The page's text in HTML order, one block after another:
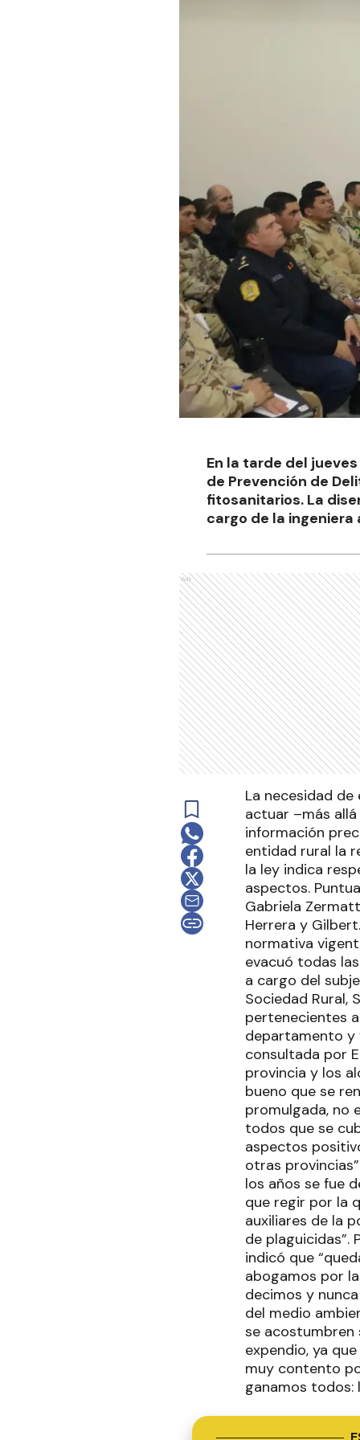
En la tarde del
de Prevención de
fitosanitarios. La
cargo de la
Ads
La necesidad
actuar –más
información
entidad rural la
la ley indica
aspectos.
Gabriela
Herrera y
normativa
evacuó todas
a cargo del
Sociedad Rural,
pertenecientes
departamento y
consultada por
provincia y los
bueno que se
promulgada, no
todos que se
aspectos
otras
los años se fue
que regir por la
auxiliares de la
de plaguicidas”.
indicó que
abogamos por
decimos y
del medio
se acostumbren
expendio, ya
muy contento
ganamos todos: